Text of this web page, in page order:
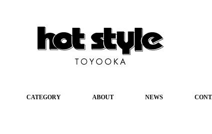
CATEGORY ABOUT NEWS